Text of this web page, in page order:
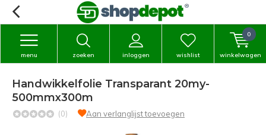
zoeken inloggen
menu wishlist winkelwagen
0
Handwikkelfolie Transparant 20my-
500mmx300m
(0) Aan verlanglijst toevoegen